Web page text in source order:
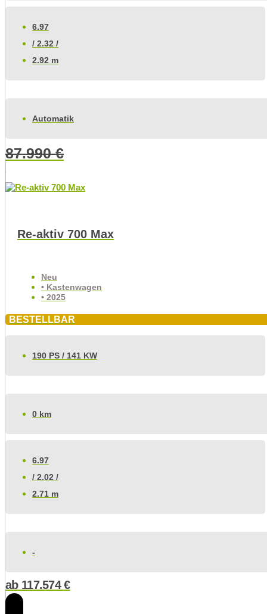
6.97
/ 2.32 /
2.92 m
Automatik
87.990€
Re-aktiv 700 Max
Neu
• Kastenwagen
• 2025
BESTELLBAR
190 PS / 141 KW
0 km
6.97
/ 2.02 /
2.71 m
-
ab 117.574€